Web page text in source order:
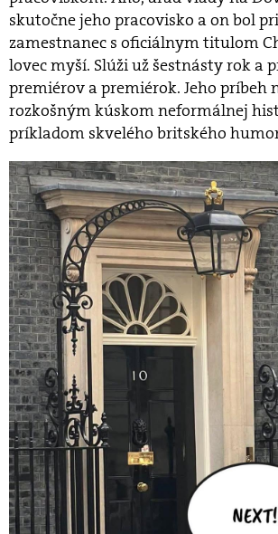
skutočne jeho pracovisko a on bol
zamestnanec s oficiálnym titulom
lovec myší. Slúži už šestnásty rok a
premiérov a premiérok. Jeho príbeh
rozkošným kúskom neformálnej
príkladom skvelého britského